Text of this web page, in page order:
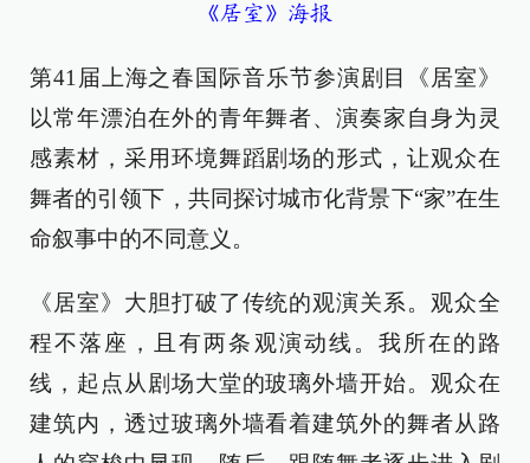
《居室》海报
第41届上海之春国际音乐节参演剧目《居室》
以常年漂泊在外的青年舞者、演奏家自身为灵
感素材，采用环境舞蹈剧场的形式，让观众在
舞者的引领下，共同探讨城市化背景下“家”在生
命叙事中的不同意义。
《居室》大胆打破了传统的观演关系。观众全
程不落座，且有两条观演动线。我所在的路
线，起点从剧场大堂的玻璃外墙开始。观众在
建筑内，透过玻璃外墙看着建筑外的舞者从路